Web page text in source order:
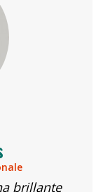
brillante